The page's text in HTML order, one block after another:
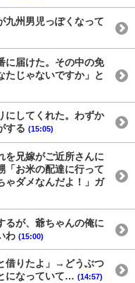
九州男児っぽくなって
に届けた。その中の免
たじゃないですか」と
にしてくれた。わずか
する (15:05)
を兄嫁がご近所さんに
「お米の配達に行って
ゃダメなんだよ！」ガ
るが、爺ちゃんの俺に
わ (15:00)
借りたよ」→どうぶつ
になっていて… (14:57)